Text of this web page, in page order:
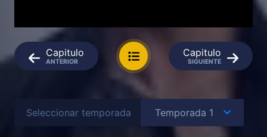
Capitulo
ANTERIOR
Capitulo
SIGUIENTE
Seleccionar temporada